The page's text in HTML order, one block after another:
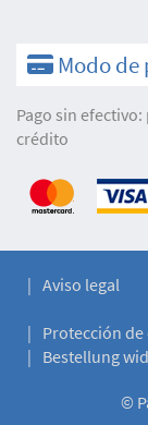
Modo de
Pago sin
crédito
Aviso legal
Protección de
Bestellung
©